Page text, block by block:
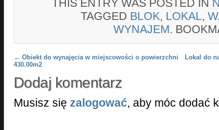
THIS ENTRY WAS POSTED IN
TAGGED BLOK, LOKAL,
WYNAJEM.
Post navigation
← Obiekt do wynajęcia w miejscowości o powierzchni
430.00m2
Lokal do
Dodaj komentarz
Musisz się zalogować, aby móc dodać